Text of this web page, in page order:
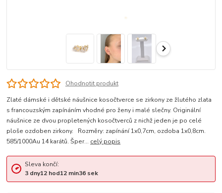
Ohodnotit produkt
Zlaté dámské i dětské náušnice kosočtverce se zirkony ze žlutého zlata
s francouzským zapínáním vhodné pro ženy i malé slečny. Originální
náušnice ze dvou propletených kosočtverců z nichž jeden je po celé
ploše ozdoben zirkony. Rozměry: zapínání 1x0,7cm, ozdoba 1x0,8cm.
585/1000Au 14 karátů. Šper... celý popis
Sleva končí:
3 dny12hod12min35sek